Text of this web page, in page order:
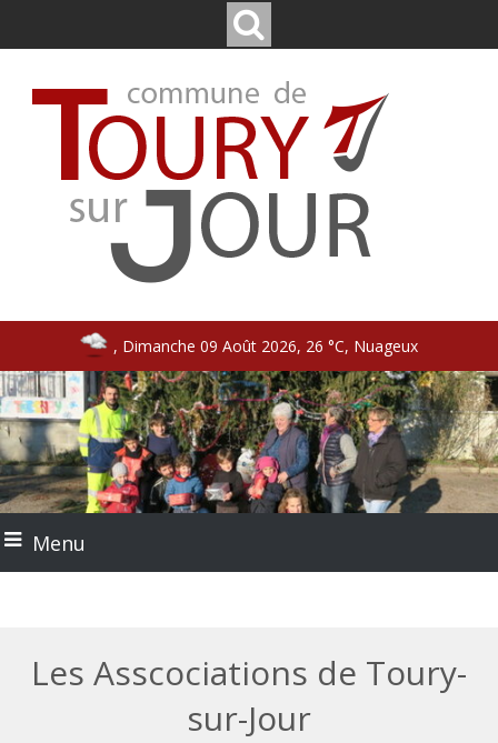
, Dimanche 09 Août 2026, 26 °C, Nuageux
Menu
Les Asscociations de Toury-
sur-Jour